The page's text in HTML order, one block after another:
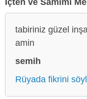
tabiriniz güzel
amin
semih
Rüyada fikrini